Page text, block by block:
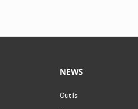
NEWS
Outils